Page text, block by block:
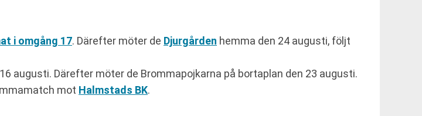
i omgång 17. Därefter möter de Djurgården hemma den 24 augusti, följt
augusti. Därefter möter de Brommapojkarna på bortaplan den 23 augusti.
mot Halmstads BK.